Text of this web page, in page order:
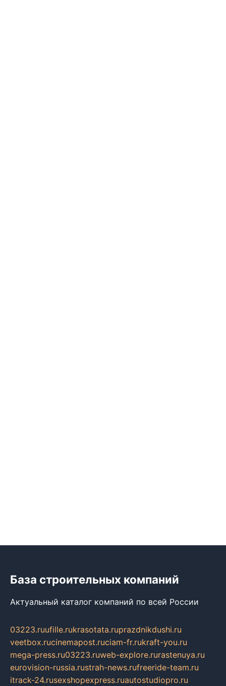
База строительных компаний
Актуальный каталог компаний по всей России
03223.ruufille.rukrasotata.ruprazdnikdushi.ru
veetbox.rucinemapost.ruciam-fr.rukraft-you.ru
mega-press.ru03223.ruweb-explore.rurastenuya.ru
eurovision-russia.rustrah-news.rufreeride-team.ru
itrack-24.rusexshopexpress.ruautostudiopro.ru